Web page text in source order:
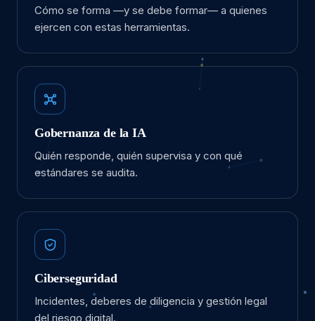
Cómo se forma —y se debe formar— a quienes
ejercen con estas herramientas.
Gobernanza de la IA
Quién responde, quién supervisa y con qué
estándares se audita.
Ciberseguridad
Incidentes, deberes de diligencia y gestión legal
del riesgo digital.